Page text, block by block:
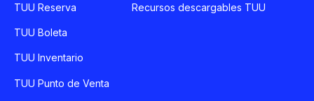
TUU Reserva
TUU Boleta
TUU Inventario
TUU Punto de Venta
Recursos descargables TUU